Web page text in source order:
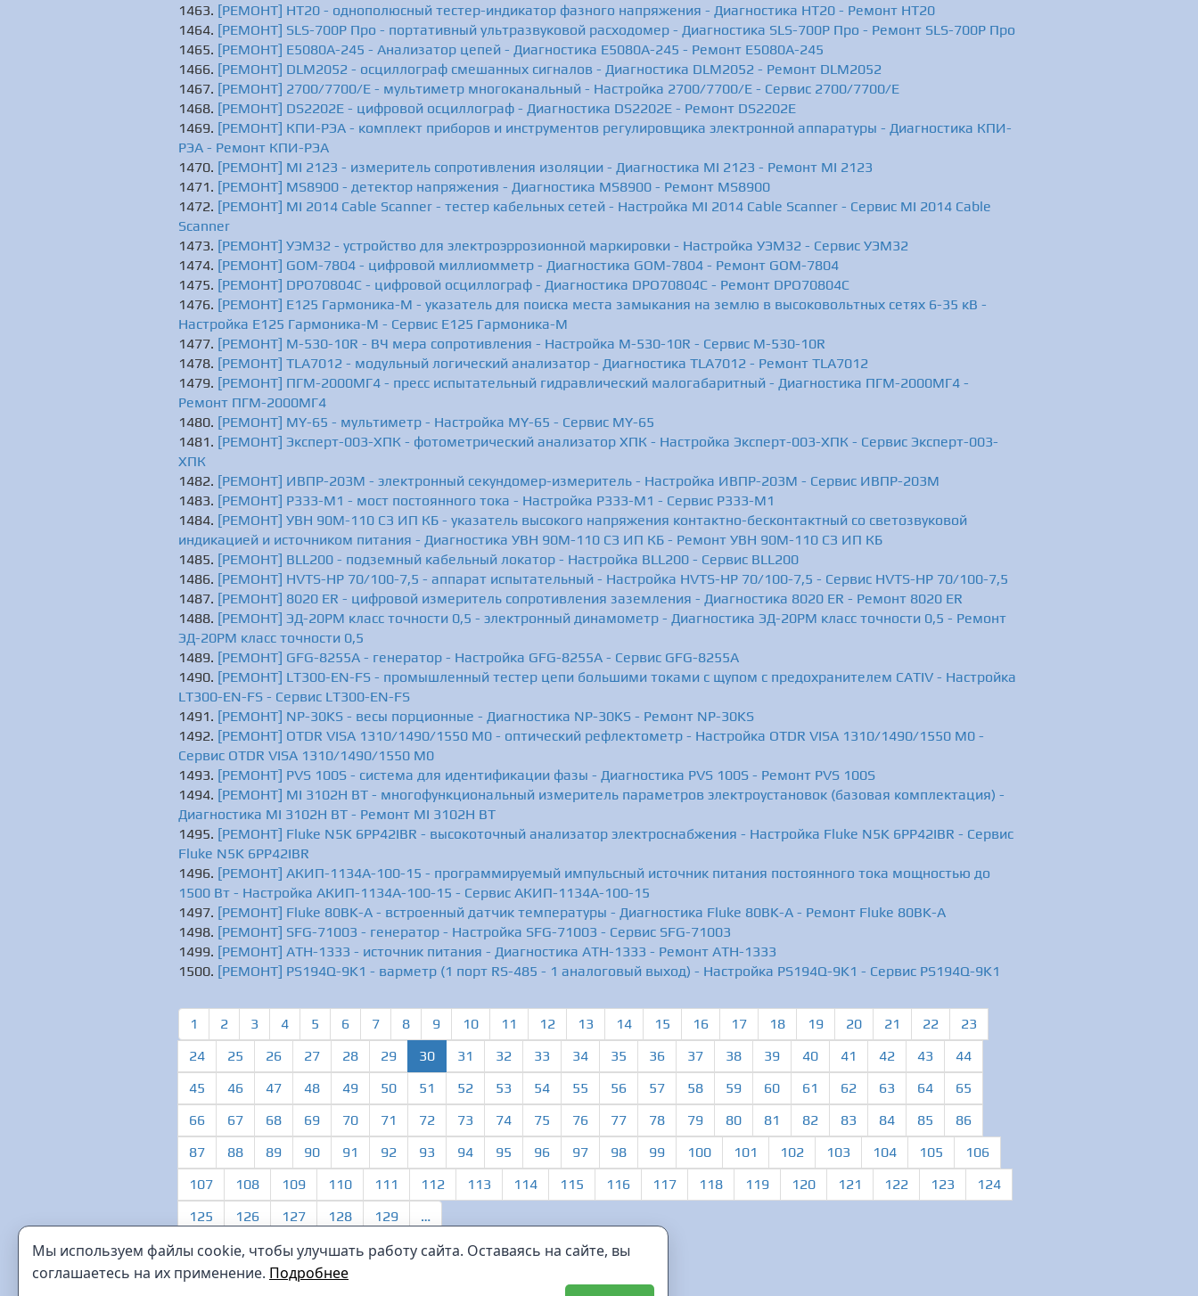
[РЕМОНТ] HT20 - однополюсный тестер-индикатор фазного напряжения - Диагностика HT20 - Ремонт HT20
[РЕМОНТ] SLS-700P Про - портативный ультразвуковой расходомер - Диагностика SLS-700P Про - Ремонт SLS-700P Про
[РЕМОНТ] E5080A-245 - Анализатор цепей - Диагностика E5080A-245 - Ремонт E5080A-245
[РЕМОНТ] DLM2052 - осциллограф смешанных сигналов - Диагностика DLM2052 - Ремонт DLM2052
[РЕМОНТ] 2700/7700/E - мультиметр многоканальный - Настройка 2700/7700/E - Сервис 2700/7700/E
[РЕМОНТ] DS2202E - цифровой осциллограф - Диагностика DS2202E - Ремонт DS2202E
[РЕМОНТ] КПИ-РЭА - комплект приборов и инструментов регулировщика электронной аппаратуры - Диагностика КПИ-
РЭА - Ремонт КПИ-РЭА
[РЕМОНТ] MI 2123 - измеритель сопротивления изоляции - Диагностика MI 2123 - Ремонт MI 2123
[РЕМОНТ] MS8900 - детектор напряжения - Диагностика MS8900 - Ремонт MS8900
[РЕМОНТ] MI 2014 Cable Scanner - тестер кабельных сетей - Настройка MI 2014 Cable Scanner - Сервис MI 2014 Cable
Scanner
[РЕМОНТ] УЭМ32 - устройство для электроэррозионной маркировки - Настройка УЭМ32 - Сервис УЭМ32
[РЕМОНТ] GOM-7804 - цифровой миллиомметр - Диагностика GOM-7804 - Ремонт GOM-7804
[РЕМОНТ] DPO70804C - цифровой осциллограф - Диагностика DPO70804C - Ремонт DPO70804C
[РЕМОНТ] Е125 Гармоника-М - указатель для поиска места замыкания на землю в высоковольтных сетях 6-35 кВ -
Настройка Е125 Гармоника-М - Сервис Е125 Гармоника-М
[РЕМОНТ] M-530-10R - BЧ мера сопротивления - Настройка M-530-10R - Сервис M-530-10R
[РЕМОНТ] TLA7012 - модульный логический анализатор - Диагностика TLA7012 - Ремонт TLA7012
[РЕМОНТ] ПГМ-2000МГ4 - пресс испытательный гидравлический малогабаритный - Диагностика ПГМ-2000МГ4 -
Ремонт ПГМ-2000МГ4
[РЕМОНТ] MY-65 - мультиметр - Настройка MY-65 - Сервис MY-65
[РЕМОНТ] Эксперт-003-ХПК - фотометрический анализатор ХПК - Настройка Эксперт-003-ХПК - Сервис Эксперт-003-
ХПК
[РЕМОНТ] ИВПР-203М - электронный секундомер-измеритель - Настройка ИВПР-203М - Сервис ИВПР-203М
[РЕМОНТ] Р333-М1 - мост постоянного тока - Настройка Р333-М1 - Сервис Р333-М1
[РЕМОНТ] УВН 90М-110 СЗ ИП КБ - указатель высокого напряжения контактно-бесконтактный со светозвуковой
индикацией и источником питания - Диагностика УВН 90М-110 СЗ ИП КБ - Ремонт УВН 90М-110 СЗ ИП КБ
[РЕМОНТ] BLL200 - подземный кабельный локатор - Настройка BLL200 - Сервис BLL200
[РЕМОНТ] HVTS-HP 70/100-7,5 - аппарат испытательный - Настройка HVTS-HP 70/100-7,5 - Сервис HVTS-HP 70/100-7,5
[РЕМОНТ] 8020 ER - цифровой измеритель сопротивления заземления - Диагностика 8020 ER - Ремонт 8020 ER
[РЕМОНТ] ЭД-20РМ класс точности 0,5 - электронный динамометр - Диагностика ЭД-20РМ класс точности 0,5 - Ремонт
ЭД-20РМ класс точности 0,5
[РЕМОНТ] GFG-8255A - генератор - Настройка GFG-8255A - Сервис GFG-8255A
[РЕМОНТ] LT300-EN-FS - промышленный тестер цепи большими токами с щупом с предохранителем САТIV - Настройка
LT300-EN-FS - Сервис LT300-EN-FS
[РЕМОНТ] NP-30KS - весы порционные - Диагностика NP-30KS - Ремонт NP-30KS
[РЕМОНТ] OTDR VISA 1310/1490/1550 M0 - оптический рефлектометр - Настройка OTDR VISA 1310/1490/1550 M0 -
Сервис OTDR VISA 1310/1490/1550 M0
[РЕМОНТ] PVS 100S - система для идентификации фазы - Диагностика PVS 100S - Ремонт PVS 100S
[РЕМОНТ] MI 3102H BT - многофункциональный измеритель параметров электроустановок (базовая комплектация) -
Диагностика MI 3102H BT - Ремонт MI 3102H BT
[РЕМОНТ] Fluke N5K 6PP42IBR - высокоточный анализатор электроснабжения - Настройка Fluke N5K 6PP42IBR - Сервис
Fluke N5K 6PP42IBR
[РЕМОНТ] АКИП-1134А-100-15 - программируемый импульсный источник питания постоянного тока мощностью до
1500 Вт - Настройка АКИП-1134А-100-15 - Сервис АКИП-1134А-100-15
[РЕМОНТ] Fluke 80BK-A - встроенный датчик температуры - Диагностика Fluke 80BK-A - Ремонт Fluke 80BK-A
[РЕМОНТ] SFG-71003 - генератор - Настройка SFG-71003 - Сервис SFG-71003
[РЕМОНТ] АТН-1333 - источник питания - Диагностика АТН-1333 - Ремонт АТН-1333
[РЕМОНТ] PS194Q-9K1 - варметр (1 порт RS-485 - 1 аналоговый выход) - Настройка PS194Q-9K1 - Сервис PS194Q-9K1
1 2 3 4 5 6 7 8 9 10 11 12 13 14 15 16 17 18 19 20 21 22
23
24
25 26 27 28 29 30(current)
31 32 33 34 35 36 37 38 39 40 41 42 43
44
45
46 47 48 49 50 51 52 53 54 55 56 57 58 59 60 61 62 63 64
65
66
67 68 69 70 71 72 73 74 75 76 77 78 79 80 81 82 83 84 85
86
87
88 89 90 91 92 93 94 95 96 97 98 99 100 101 102 103 104 105
106
107
108 109 110 111 112 113 114 115 116 117 118 119 120 121 122 123
124
125
126 127 128 129 …
Мы используем файлы cookie, чтобы улучшать работу сайта. Оставаясь на сайте, вы
соглашаетесь на их применение. Подробнее